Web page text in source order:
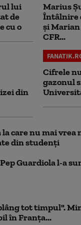
lui
de
cu o
Marius
Întâlnire
şi
CFR...
din
Cifrele
gazonul
care nu mai vrea
din studenţi
Guardiola l-a
tot timpul".
în Franța...